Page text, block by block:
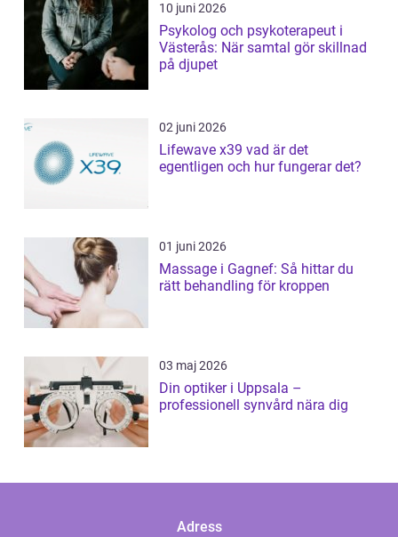
10 juni 2026
Psykolog och psykoterapeut i
Västerås: När samtal gör skillnad
på djupet
02 juni 2026
Lifewave x39 vad är det
egentligen och hur fungerar det?
01 juni 2026
Massage i Gagnef: Så hittar du
rätt behandling för kroppen
03 maj 2026
Din optiker i Uppsala –
professionell synvård nära dig
Adress